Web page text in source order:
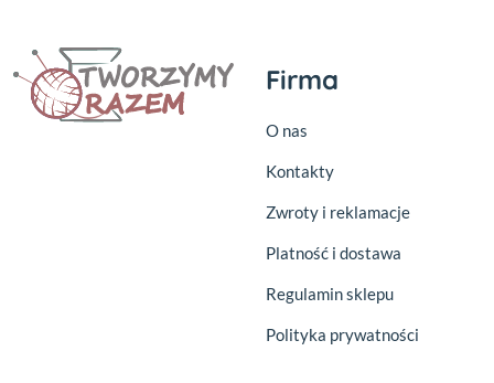
Firma
O nas
Kontakty
Zwroty i reklamacje
Platność i dostawa
Regulamin sklepu
Polityka prywatności